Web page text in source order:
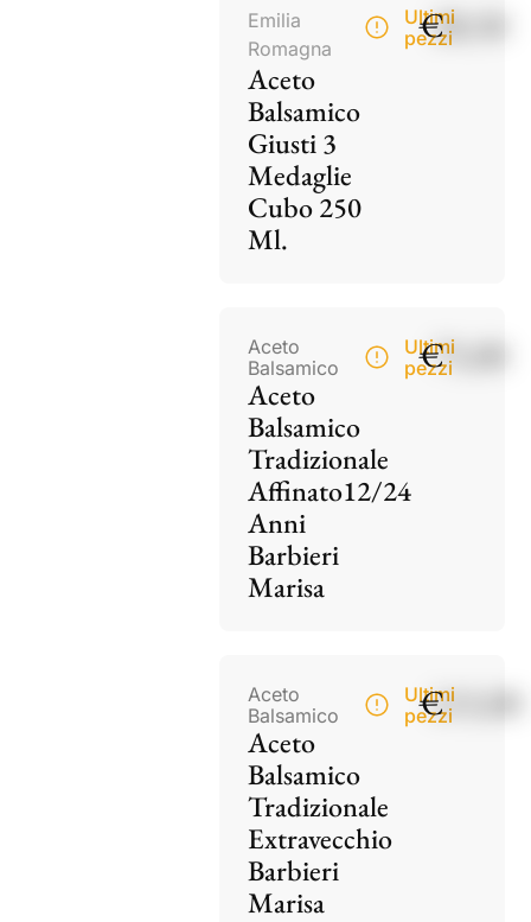
Emilia
Romagna
Aceto
Balsamico
Giusti 3
Medaglie
Cubo 250
Ml.
Ultimi
pezzi
€28,50
Aceto
Balsamico
Aceto
Balsamico
Tradizionale
Affinato12/24
Anni
Barbieri
Marisa
Ultimi
pezzi
€75,00
Aceto
Balsamico
Aceto
Balsamico
Tradizionale
Extravecchio
Barbieri
Marisa
Ultimi
pezzi
€115,00